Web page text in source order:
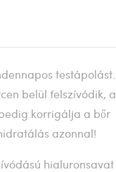
testápolást.
belül felszívódik, a
korrigálja a bőr
azonnal!
hialuronsavat